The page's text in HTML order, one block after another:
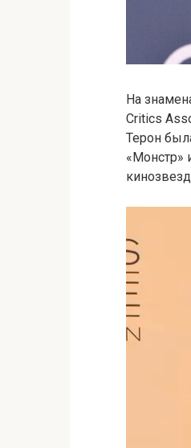
На
Critics
Терон
«Монстр»